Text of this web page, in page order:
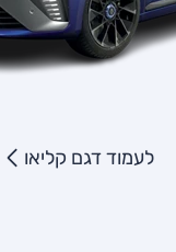
לעמוד דגם קליאו